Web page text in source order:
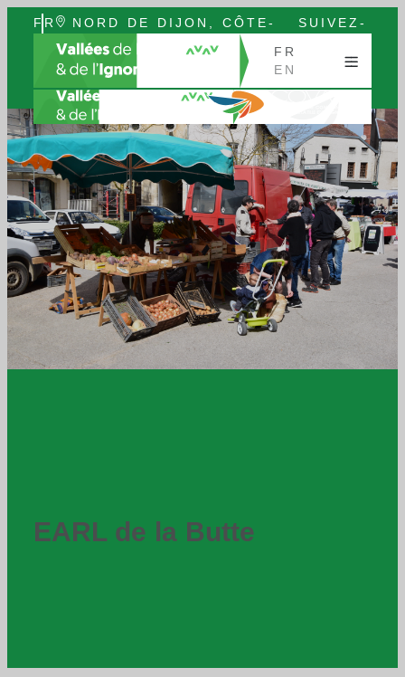
FR
EN
NORD DE DIJON, CÔTE-
D’OR, BOURGOGNE
SUIVEZ-
FR
EN
EARL de la Butte